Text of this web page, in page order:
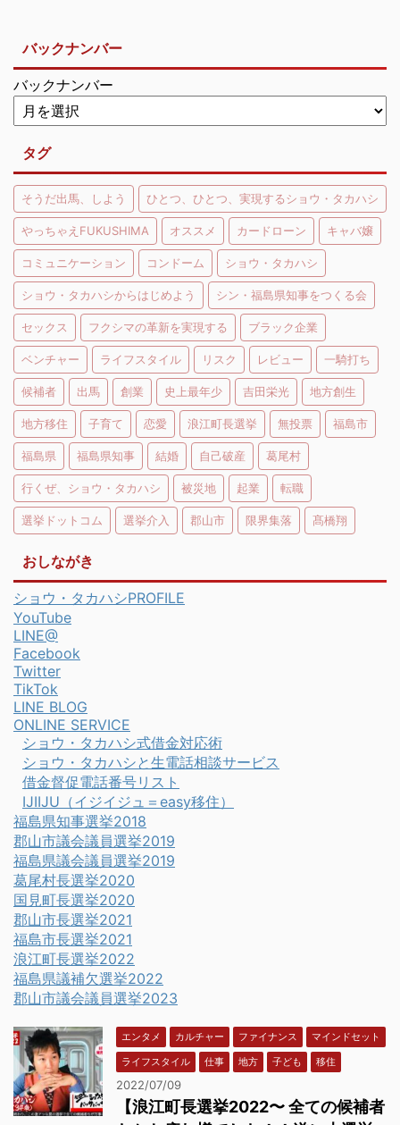
バックナンバー
バックナンバー
タグ
そうだ出馬、しよう ひとつ、ひとつ、実現するショウ・タカハシ
やっちゃえFUKUSHIMA オススメ カードローン キャバ嬢
コミュニケーション コンドーム ショウ・タカハシ
ショウ・タカハシからはじめよう シン・福島県知事をつくる会
セックス フクシマの革新を実現する ブラック企業
ベンチャー ライフスタイル リスク レビュー 一騎打ち
候補者 出馬 創業 史上最年少 吉田栄光 地方創生
地方移住 子育て 恋愛 浪江町長選挙 無投票 福島市
福島県 福島県知事 結婚 自己破産 葛尾村
行くぜ、ショウ・タカハシ 被災地 起業 転職
選挙ドットコム 選挙介入 郡山市 限界集落 髙橋翔
おしながき
ショウ・タカハシPROFILE
YouTube
LINE@
Facebook
Twitter
TikTok
LINE BLOG
ONLINE SERVICE
ショウ・タカハシ式借金対応術
ショウ・タカハシと生電話相談サービス
借金督促電話番号リスト
IJIIJU（イジイジュ＝easy移住）
福島県知事選挙2018
郡山市議会議員選挙2019
福島県議会議員選挙2019
葛尾村長選挙2020
国見町長選挙2020
郡山市長選挙2021
福島市長選挙2021
浪江町長選挙2022
福島県議補欠選挙2022
郡山市議会議員選挙2023
エンタメ カルチャー ファイナンス
マインドセット
ライフスタイル
仕事 地方 子ども 移住
2022/07/09
【浪江町長選挙2022〜 全ての候補者